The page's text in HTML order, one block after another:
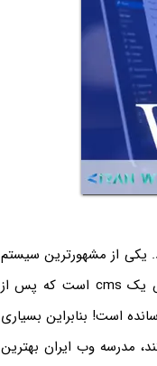
یکی از مشهورترین سیستم
های مدیریت محتوای رایگان در سراسر دنیا، وردپرس می باشد. در واقع وردپرس یک cms است که پس از
است! بنابراین بسیاری
مدرسه وب ایران بهترین